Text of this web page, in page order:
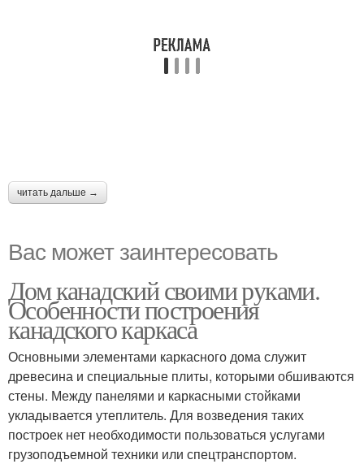
читать дальше →
Вас может заинтересовать
Дом канадский своими руками.
Особенности построения
канадского каркаса
Основными элементами каркасного дома служит
древесина и специальные плиты, которыми обшиваются
стены. Между панелями и каркасными стойками
укладывается утеплитель. Для возведения таких
построек нет необходимости пользоваться услугами
грузоподъемной техники или спецтранспортом.